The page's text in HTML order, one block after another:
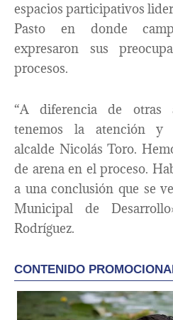
espacios participativos
Pasto en donde
expresaron sus
procesos.
“A diferencia de otras
tenemos la atención y
alcalde Nicolás Toro.
de arena en el proceso.
a una conclusión que se
Municipal de
Rodríguez.